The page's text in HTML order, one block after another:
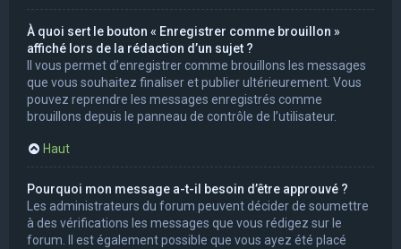
À quoi sert le bouton « Enregistrer comme brouillon »
affiché lors de la rédaction d’un sujet ?
Il vous permet d’enregistrer comme brouillons les messages
que vous souhaitez finaliser et publier ultérieurement. Vous
pouvez reprendre les messages enregistrés comme
brouillons depuis le panneau de contrôle de l’utilisateur.
Haut
Pourquoi mon message a-t-il besoin d’être approuvé ?
Les administrateurs du forum peuvent décider de soumettre
à des vérifications les messages que vous rédigez sur le
forum. Il est également possible que vous ayez été placé